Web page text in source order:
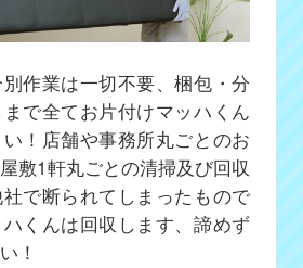
作業は一切不要、梱包・分
で全てお片付けマッハくん
！店舗や事務所丸ごとのお
敷1軒丸ごとの清掃及び回収
で断られてしまったもので
くんは回収します、諦めず
！